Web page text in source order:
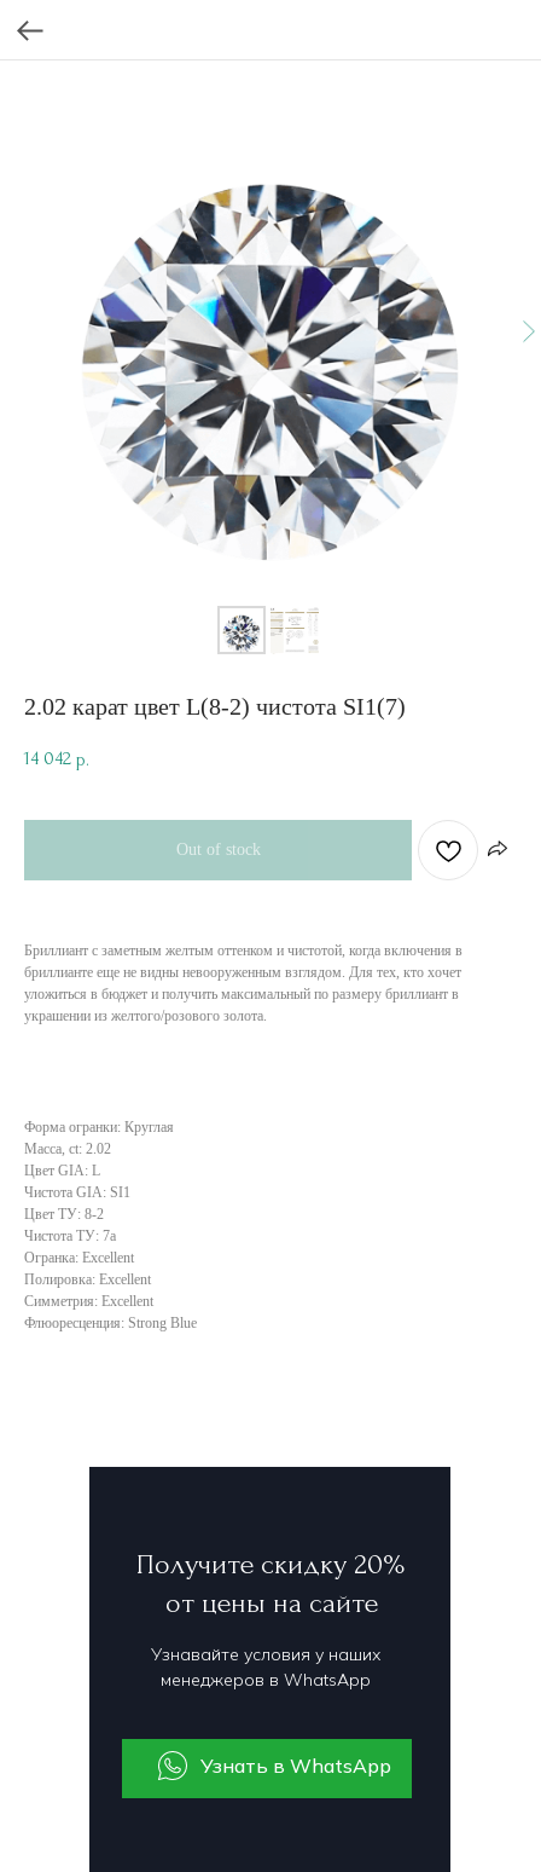
2.02 карат цвет L(8-2) чистота SI1(7)
14 042 р.
Out of stock
Бриллиант с заметным желтым оттенком и чистотой, когда включения в
бриллианте еще не видны невооруженным взглядом. Для тех, кто хочет
уложиться в бюджет и получить максимальный по размеру бриллиант в
украшении из желтого/розового золота.
Форма огранки: Круглая
Масса, ct: 2.02
Цвет GIA: L
Чистота GIA: SI1
Цвет ТУ: 8-2
Чистота ТУ: 7a
Огранка: Excellent
Полировка: Excellent
Симметрия: Excellent
Флюоресценция: Strong Blue
Получите скидку 20%
от цены на сайте
Узнавайте условия у наших
менеджеров в WhatsApp
Узнать в WhatsApp